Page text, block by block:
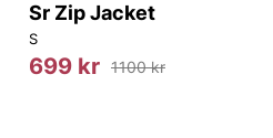
Sr Zip Jacket
S
699 kr 1100 kr